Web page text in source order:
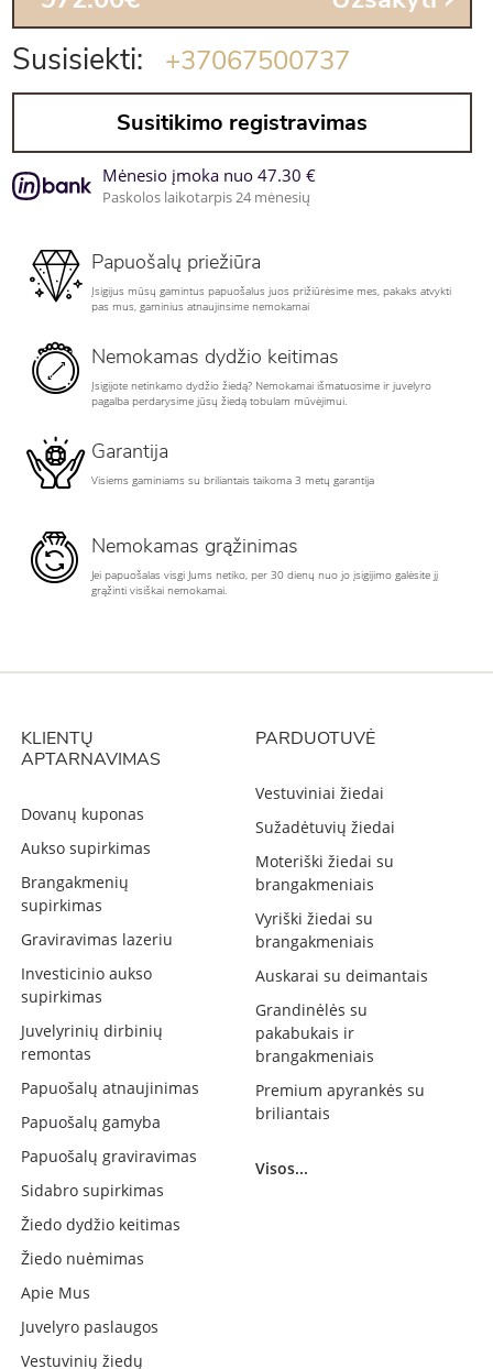
Susisiekti: +37067500737
Susitikimo registravimas
Mėnesio įmoka nuo 47.30 €
Paskolos laikotarpis 24 mėnesių
Papuošalų priežiūra
Įsigijus mūsų gamintus papuošalus juos prižiūrėsime mes, pakaks atvykti
pas mus, gaminius atnaujinsime nemokamai
Nemokamas dydžio keitimas
Įsigijote netinkamo dydžio žiedą? Nemokamai išmatuosime ir juvelyro
pagalba perdarysime jūsų žiedą tobulam mūvėjimui.
Garantija
Visiems gaminiams su briliantais taikoma 3 metų garantija
Nemokamas grąžinimas
Jei papuošalas visgi Jums netiko, per 30 dienų nuo jo įsigijimo galėsite jį
grąžinti visiškai nemokamai.
KLIENTŲ
APTARNAVIMAS
Dovanų kuponas
Aukso supirkimas
Brangakmenių
supirkimas
Graviravimas lazeriu
Investicinio aukso
supirkimas
Juvelyrinių dirbinių
remontas
Papuošalų atnaujinimas
Papuošalų gamyba
Papuošalų graviravimas
Sidabro supirkimas
Žiedo dydžio keitimas
Žiedo nuėmimas
Apie Mus
Juvelyro paslaugos
Vestuvinių žiedų
PARDUOTUVĖ
Vestuviniai žiedai
Sužadėtuvių žiedai
Moteriški žiedai su
brangakmeniais
Vyriški žiedai su
brangakmeniais
Auskarai su deimantais
Grandinėlės su
pakabukais ir
brangakmeniais
Premium apyrankės su
briliantais
Visos...